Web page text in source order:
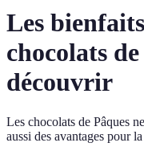
Les
chocolats
découvrir
Les chocolats de Pâques
aussi des avantages pour